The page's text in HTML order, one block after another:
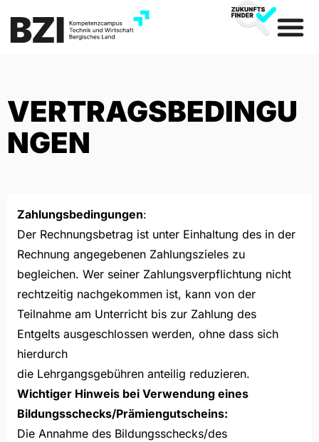
VERTRAGSBEDINGU
NGEN
Zahlungsbedingungen:
Der Rechnungsbetrag ist unter Einhaltung des in der
Rechnung angegebenen Zahlungszieles zu
begleichen. Wer seiner Zahlungsverpflichtung nicht
rechtzeitig nachgekommen ist, kann von der
Teilnahme am Unterricht bis zur Zahlung des
Entgelts ausgeschlossen werden, ohne dass sich
hierdurch
die Lehrgangsgebühren anteilig reduzieren.
Wichtiger Hinweis bei Verwendung eines
Bildungsschecks/Prämiengutscheins:
Die Annahme des Bildungsschecks/des